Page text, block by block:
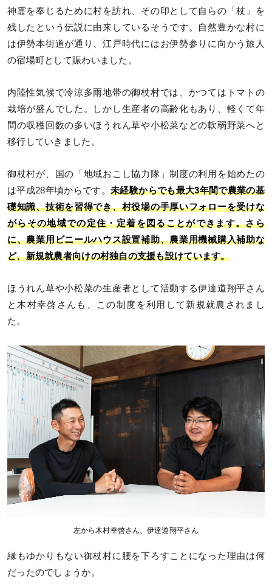
神霊を奉じるために村を訪れ、その印として自らの「杖」を
残したという伝説に由来しているそうです。自然豊かな村に
は伊勢本街道が通り、江戸時代にはお伊勢参りに向かう旅人
の宿場町として賑わいました。
内陸性気候で冷涼多雨地帯の御杖村では、かつてはトマトの
栽培が盛んでした。しかし生産者の高齢化もあり、軽くて年
間の収穫回数の多いほうれん草や小松菜などの軟弱野菜へと
移行していきました。
御杖村が、国の「地域おこし協力隊」制度の利用を始めたの
は平成28年頃からです。未経験からでも最大3年間で農業の基
礎知識、技術を習得でき、村役場の手厚いフォローを受けな
がらその地域での定住・定着を図ることができます。さら
に、農業用ビニールハウス設置補助、農業用機械購入補助な
ど、新規就農者向けの村独自の支援も設けています。
ほうれん草や小松菜の生産者として活動する伊達道翔平さん
と木村幸啓さんも、この制度を利用して新規就農されまし
た。
左から木村幸啓さん、伊達道翔平さん
縁もゆかりもない御杖村に腰を下ろすことになった理由は何
だったのでしょうか。